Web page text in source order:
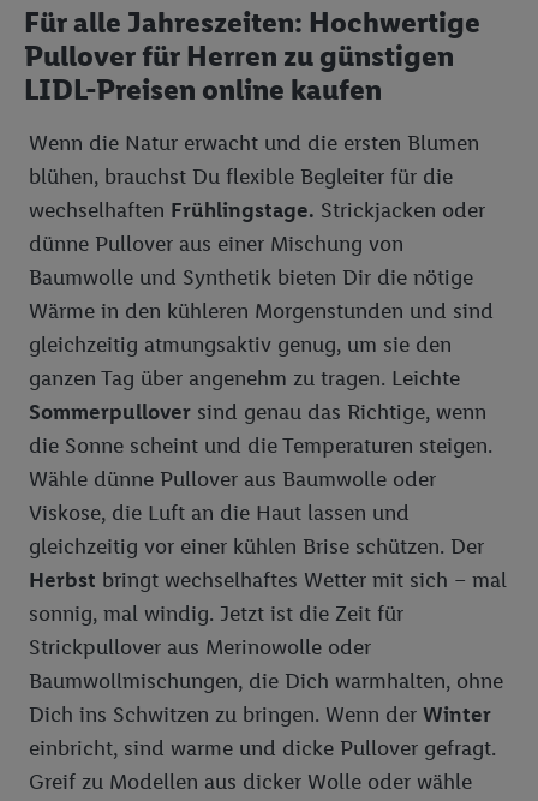
Für alle Jahreszeiten: Hochwertige
Pullover für Herren zu günstigen
LIDL-Preisen online kaufen
Wenn die Natur erwacht und die ersten Blumen
blühen, brauchst Du flexible Begleiter für die
wechselhaften Frühlingstage. Strickjacken oder
dünne Pullover aus einer Mischung von
Baumwolle und Synthetik bieten Dir die nötige
Wärme in den kühleren Morgenstunden und sind
gleichzeitig atmungsaktiv genug, um sie den
ganzen Tag über angenehm zu tragen. Leichte
Sommerpullover sind genau das Richtige, wenn
die Sonne scheint und die Temperaturen steigen.
Wähle dünne Pullover aus Baumwolle oder
Viskose, die Luft an die Haut lassen und
gleichzeitig vor einer kühlen Brise schützen. Der
Herbst bringt wechselhaftes Wetter mit sich – mal
sonnig, mal windig. Jetzt ist die Zeit für
Strickpullover aus Merinowolle oder
Baumwollmischungen, die Dich warmhalten, ohne
Dich ins Schwitzen zu bringen. Wenn der Winter
einbricht, sind warme und dicke Pullover gefragt.
Greif zu Modellen aus dicker Wolle oder wähle